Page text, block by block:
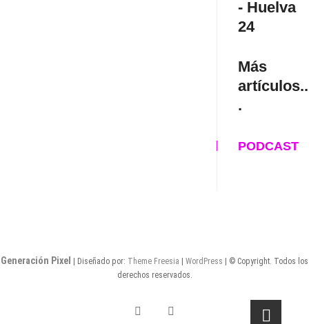
- Huelva
24
Más
artículos..
.
PODCAST
Generación Pixel | Diseñado por: Theme Freesia WordPress | © Copyright. Todos los
derechos reservados.
Twitter